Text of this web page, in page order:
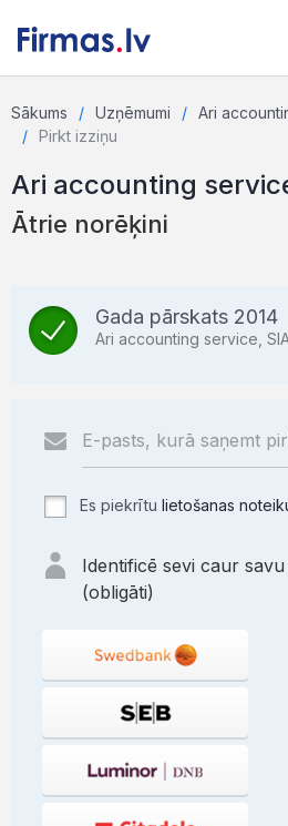
Sākums Uzņēmumi
Ari
Pirkt izziņu
Ari accounting
Ātrie norēķini
Gada pārskats 2014
Ari accounting service,
Es piekrītu lietošanas
Identificē sevi caur
(obligāti)